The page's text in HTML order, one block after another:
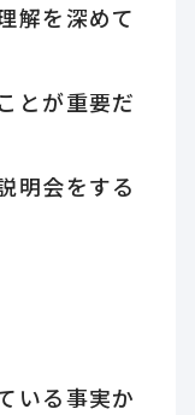
解を深めて
とが重要だ
明会をする
いる事実か